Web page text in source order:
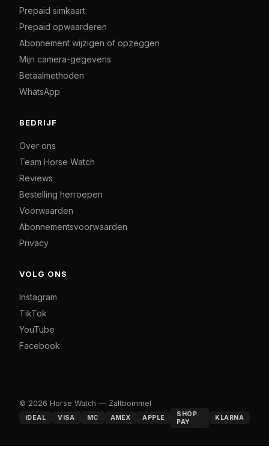
Prepaid simkaart
Prepaid opwaarderen
Abonnement wijzigen of opzeggen
Mijn camera-gegevens
Betaalmethoden
WhatsApp
BEDRIJF
Over ons
Team Horse Watch
Reviews
Bestelling herroepen
Voorwaarden
Abonnementsvoorwaarden
Privacy
VOLG ONS
Instagram
TikTok
YouTube
Facebook
© 2026 Horse Watch — Zaltbommel
iDEAL VISA MC AMEX APPLE
SHOP
PAY
KLARNA